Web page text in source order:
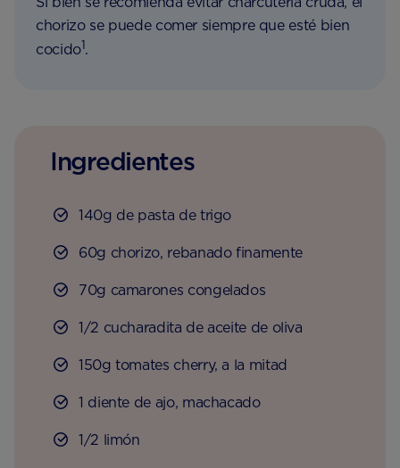
chorizo ​​se puede comer siempre que esté bien
cocido1.
Ingredientes
140g de pasta de trigo
60g chorizo, rebanado finamente
70g camarones congelados
1/2 cucharadita de aceite de oliva
150g tomates cherry, a la mitad
1 diente de ajo, machacado
1/2 limón